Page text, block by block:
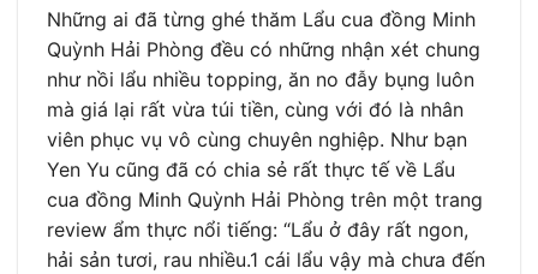
Những ai đã từng ghé thăm Lẩu cua đồng Minh
Quỳnh Hải Phòng đều có những nhận xét chung
như nồi lẩu nhiều topping, ăn no đẫy bụng luôn
mà giá lại rất vừa túi tiền, cùng với đó là nhân
viên phục vụ vô cùng chuyên nghiệp. Như bạn
Yen Yu cũng đã có chia sẻ rất thực tế về Lẩu
cua đồng Minh Quỳnh Hải Phòng trên một trang
review ẩm thực nổi tiếng: “Lẩu ở đây rất ngon,
hải sản tươi, rau nhiều.1 cái lẩu vậy mà chưa đến